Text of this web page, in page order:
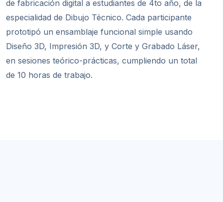
de fabricación digital a estudiantes de 4to año, de la
especialidad de Dibujo Técnico. Cada participante
prototipó un ensamblaje funcional simple usando
Diseño 3D, Impresión 3D, y Corte y Grabado Láser,
en sesiones teórico-prácticas, cumpliendo un total
de 10 horas de trabajo.